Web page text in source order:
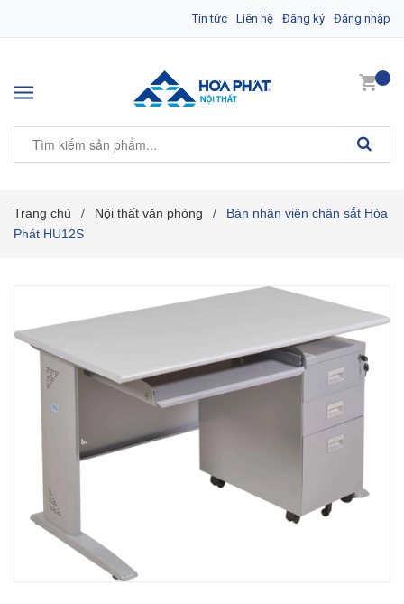
Tin tức Liên hệ Đăng ký Đăng nhập
Trang chủ / Nội thất văn phòng /
Bàn nhân viên chân sắt Hòa
Phát HU12S